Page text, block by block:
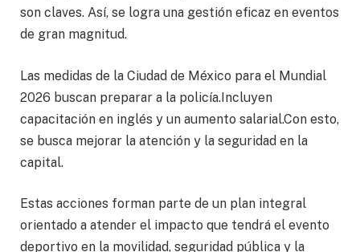
son claves. Así, se logra una gestión eficaz en eventos
de gran magnitud.
Las medidas de la Ciudad de México para el Mundial
2026 buscan preparar a la policía.Incluyen
capacitación en inglés y un aumento salarial.Con esto,
se busca mejorar la atención y la seguridad en la
capital.
Estas acciones forman parte de un plan integral
orientado a atender el impacto que tendrá el evento
deportivo en la movilidad, seguridad pública y la